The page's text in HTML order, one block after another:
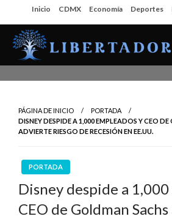
al
contenido
Inicio CDMX Economía Deportes
PÁGINA DE INICIO
PORTADA
DISNEY DESPIDE A 1,000 EMPLEADOS Y CEO
ADVIERTE RIESGO DE RECESIÓN EN EE.UU.
PORTADA
Disney despide a
CEO de Goldman